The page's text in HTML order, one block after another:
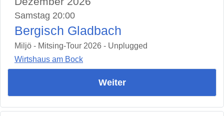
Samstag 20:00
Bergisch Gladbach
Miljö - Mitsing-Tour 2026 - Unplugged
Wirtshaus am Bock
Weiter